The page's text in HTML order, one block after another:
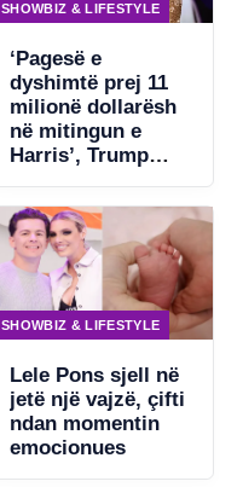
SHOWBIZ & LIFESTYLE
‘Pagesë e
dyshimtë prej 11
milionë dollarësh
në mitingun e
Harris’, Trump
penale për
Beyonce
SHOWBIZ & LIFESTYLE
Lele Pons sjell në
jetë një vajzë, çifti
ndan momentin
emocionues